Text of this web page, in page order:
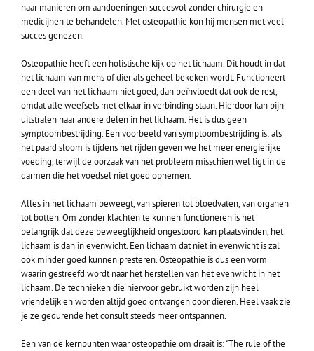
naar manieren om aandoeningen succesvol zonder chirurgie en
medicijnen te behandelen. Met osteopathie kon hij mensen met veel
succes genezen.
Osteopathie heeft een holistische kijk op het lichaam. Dit houdt in dat
het lichaam van mens of dier als geheel bekeken wordt. Functioneert
een deel van het lichaam niet goed, dan beïnvloedt dat ook de rest,
omdat alle weefsels met elkaar in verbinding staan. Hierdoor kan pijn
uitstralen naar andere delen in het lichaam. Het is dus geen
symptoombestrijding. Een voorbeeld van symptoombestrijding is: als
het paard sloom is tijdens het rijden geven we het meer energierijke
voeding, terwijl de oorzaak van het probleem misschien wel ligt in de
darmen die het voedsel niet goed opnemen.
Alles in het lichaam beweegt, van spieren tot bloedvaten, van organen
tot botten. Om zonder klachten te kunnen functioneren is het
belangrijk dat deze beweeglijkheid ongestoord kan plaatsvinden, het
lichaam is dan in evenwicht. Een lichaam dat niet in evenwicht is zal
ook minder goed kunnen presteren. Osteopathie is dus een vorm
waarin gestreefd wordt naar het herstellen van het evenwicht in het
lichaam. De technieken die hiervoor gebruikt worden zijn heel
vriendelijk en worden altijd goed ontvangen door dieren. Heel vaak zie
je ze gedurende het consult steeds meer ontspannen.
Een van de kernpunten waar osteopathie om draait is: “The rule of the